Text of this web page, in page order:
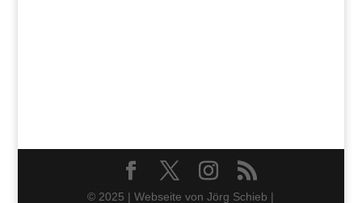
© 2025 | Webseite von Jörg Schieb |